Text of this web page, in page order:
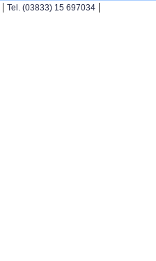
| Tel. (03833) 15 697034 |